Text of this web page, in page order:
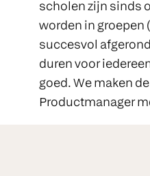
scholen zijn sinds
worden in groepen
succesvol
duren voor
goed. We maken
Productmanager